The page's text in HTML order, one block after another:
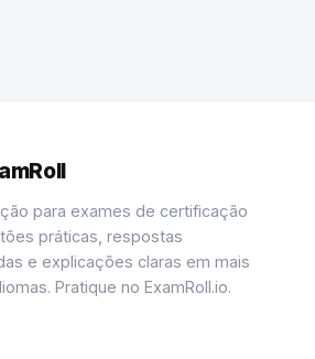
para exames de certificação
práticas, respostas
e explicações claras em mais
Pratique no ExamRoll.io.